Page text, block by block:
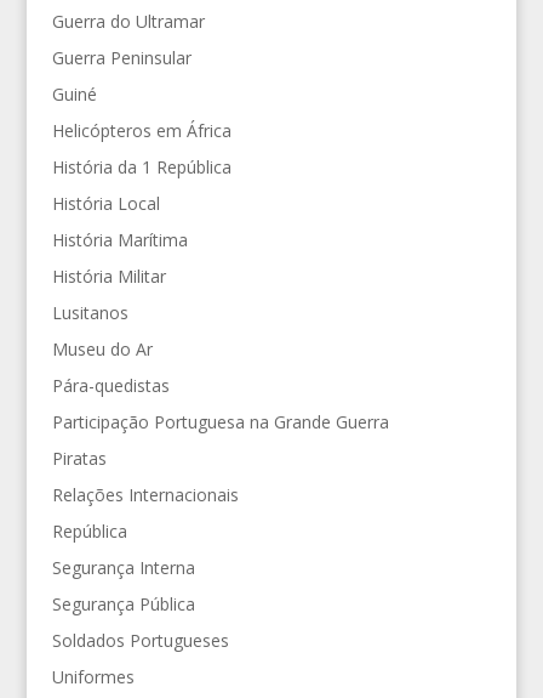
Guerra do Ultramar
Guerra Peninsular
Guiné
Helicópteros em África
História da 1 República
História Local
História Marítima
História Militar
Lusitanos
Museu do Ar
Pára-quedistas
Participação Portuguesa na Grande Guerra
Piratas
Relações Internacionais
República
Segurança Interna
Segurança Pública
Soldados Portugueses
Uniformes